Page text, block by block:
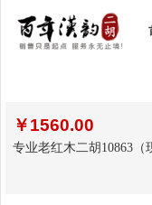
￥1560.00
专业老红木二胡10863（